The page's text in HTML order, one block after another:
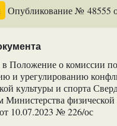
Опубликование № 48555
Положение о комиссии
и урегулированию
культуры и спорта
Министерства физической
10.07.2023 № 226/ос